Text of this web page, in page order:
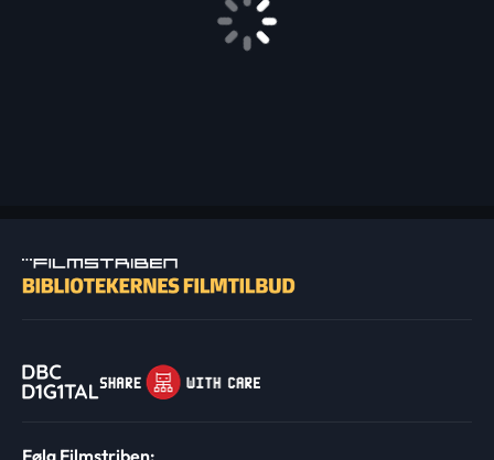
Følg Filmstriben: